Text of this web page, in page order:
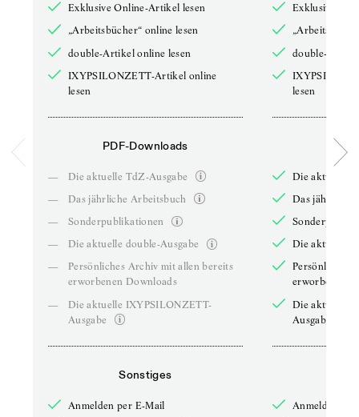
Exklusive Online-Artikel lesen
„Arbeitsbücher“ online lesen
double-Artikel online lesen
IXYPSILONZETT-Artikel online
lesen
PDF-Downloads
—
Die aktuelle TdZ-Ausgabe
—
Das jährliche Arbeitsbuch
—
Sonderpublikationen
—
Die aktuelle double-Ausgabe
—
Persönliches Archiv mit allen bereits
erworbenen Downloads
—
Die aktuelle IXYPSILONZETT-
Ausgabe
Sonstiges
Anmelden per E-Mail
Exklusive
double-
lesen
Die aktuelle
Das jährliche
Die aktuelle
Persönliches
erworbenen
Die aktuelle
Ausgabe
Anmelden